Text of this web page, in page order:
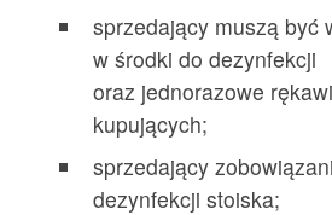
sprzedający muszą być
w środki do dezynfekcji
oraz jednorazowe
kupujących;
sprzedający
dezynfekcji stoiska;